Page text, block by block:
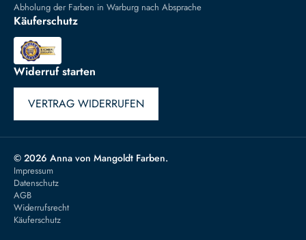
Abholung der Farben in Warburg nach Absprache
Käuferschutz
Widerruf starten
VERTRAG WIDERRUFEN
© 2026 Anna von Mangoldt Farben.
Impressum
Datenschutz
AGB
Widerrufsrecht
Käuferschutz